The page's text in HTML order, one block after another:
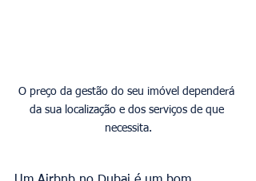
O preço da gestão do seu imóvel dependerá
da sua localização e dos serviços de que
necessita.